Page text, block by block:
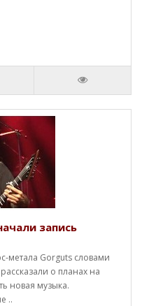
запись
метала Gorguts словами
о планах на
новая музыка.
..